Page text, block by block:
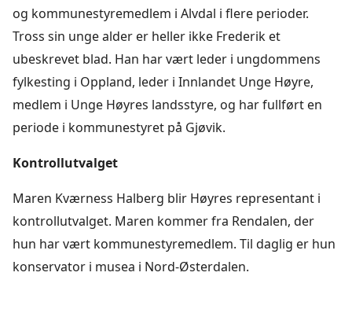
og kommunestyremedlem i Alvdal i flere perioder.
Tross sin unge alder er heller ikke Frederik et
ubeskrevet blad. Han har vært leder i ungdommens
fylkesting i Oppland, leder i Innlandet Unge Høyre,
medlem i Unge Høyres landsstyre, og har fullført en
periode i kommunestyret på Gjøvik.
Kontrollutvalget
Maren Kværness Halberg blir Høyres representant i
kontrollutvalget. Maren kommer fra Rendalen, der
hun har vært kommunestyremedlem. Til daglig er hun
konservator i musea i Nord-Østerdalen.